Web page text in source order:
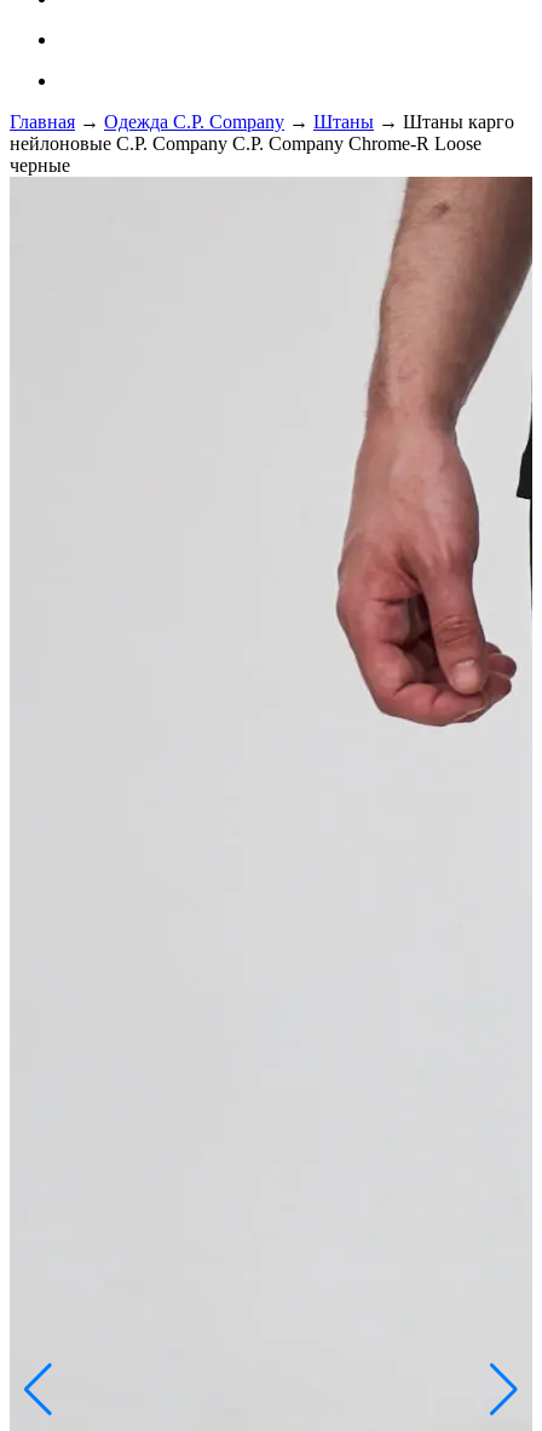
Главная → Одежда C.P. Сompany → Штаны → Штаны карго
нейлоновые C.P. Company C.P. Company Chrome-R Loose
черные